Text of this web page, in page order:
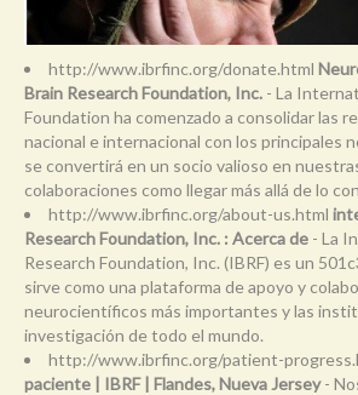
http://www.ibrfinc.org/donate.html
Brain Research Foundation, Inc. - La
Foundation ha comenzado a consolidar las
nacional e internacional con los principales
se convertirá en un socio valioso en
colaboraciones como llegar más allá de lo
http://www.ibrfinc.org/about-us.html
Research Foundation, Inc. : Acerca de - La
Research Foundation, Inc. (IBRF) es un
sirve como una plataforma de apoyo y
neurocientíficos más importantes y las
investigación de todo el mundo.
http://www.ibrfinc.org/patient-
paciente | IBRF | Flandes, Nueva Jersey-